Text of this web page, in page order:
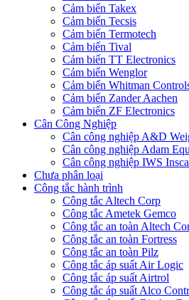
Cảm biến Takex
Cảm biến Tecsis
Cảm biến Termotech
Cảm biến Tival
Cảm biến TT Electronics
Cảm biến Wenglor
Cảm biến Whitman
Cảm biến Zander Aachen
Cảm biến ZF Electronics
Cân Công Nghiệp
Cân công nghiệp A&D
Cân công nghiệp Adam
Cân công nghiệp IWS
Chưa phân loại
Công tắc hành trình
Công tắc Altech Corp
Công tắc Ametek Gemco
Công tắc an toàn Altech
Công tắc an toàn Fortress
Công tắc an toàn Pilz
Công tắc áp suất Air Logic
Công tắc áp suất Airtrol
Công tắc áp suất Alco